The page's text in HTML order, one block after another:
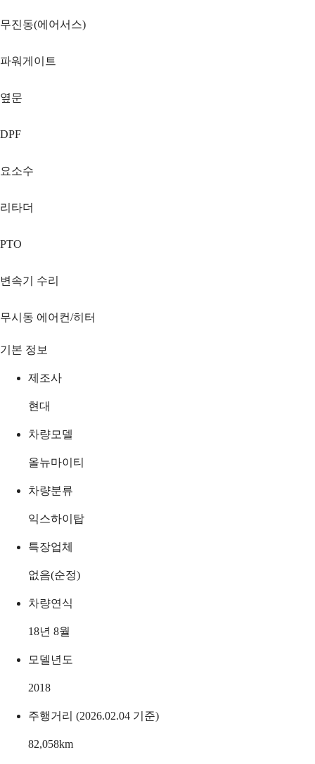
무진동(에어서스)
파워게이트
옆문
DPF
요소수
리타더
PTO
변속기 수리
무시동 에어컨/히터
기본 정보
제조사
현대
차량모델
올뉴마이티
차량분류
익스하이탑
특장업체
없음(순정)
차량연식
18년 8월
모델년도
2018
주행거리 (2026.02.04 기준)
82,058km